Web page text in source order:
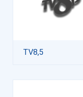
TV8,5